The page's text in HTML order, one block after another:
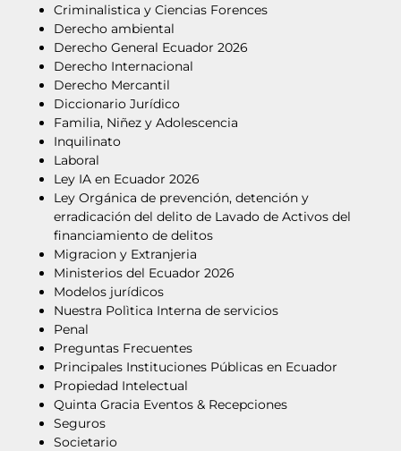
Criminalistica y Ciencias Forences
Derecho ambiental
Derecho General Ecuador 2026
Derecho Internacional
Derecho Mercantil
Diccionario Jurídico
Familia, Niñez y Adolescencia
Inquilinato
Laboral
Ley IA en Ecuador 2026
Ley Orgánica de prevención, detención y
erradicación del delito de Lavado de Activos del
financiamiento de delitos
Migracion y Extranjeria
Ministerios del Ecuador 2026
Modelos jurídicos
Nuestra Polìtica Interna de servicios
Penal
Preguntas Frecuentes
Principales Instituciones Públicas en Ecuador
Propiedad Intelectual
Quinta Gracia Eventos & Recepciones
Seguros
Societario